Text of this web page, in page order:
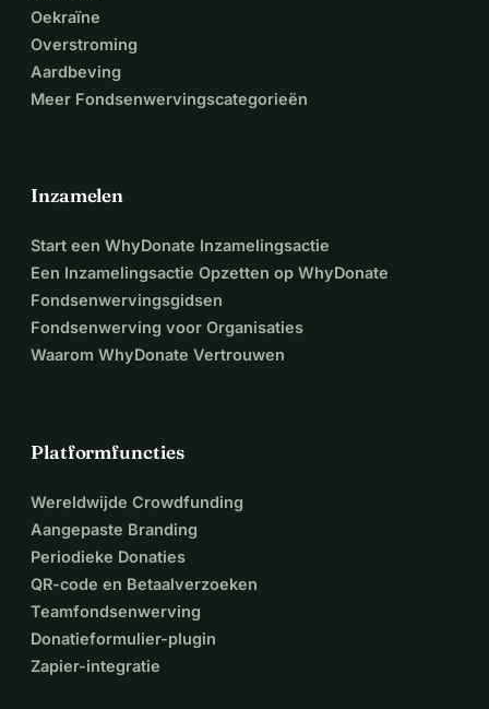
Oekraïne
Overstroming
Aardbeving
Meer Fondsenwervingscategorieën
Inzamelen
Start een WhyDonate Inzamelingsactie
Een Inzamelingsactie Opzetten op WhyDonate
Fondsenwervingsgidsen
Fondsenwerving voor Organisaties
Waarom WhyDonate Vertrouwen
Platformfuncties
Wereldwijde Crowdfunding
Aangepaste Branding
Periodieke Donaties
QR-code en Betaalverzoeken
Teamfondsenwerving
Donatieformulier-plugin
Zapier-integratie